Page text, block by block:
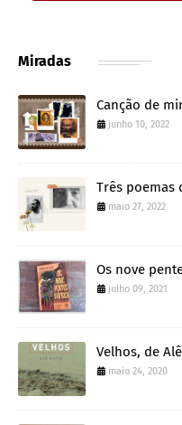
Miradas
Canção de
junho 10, 2022
Três poemas
maio 27, 2022
Os nove
julho 09, 2021
Velhos, de
maio 24, 2020